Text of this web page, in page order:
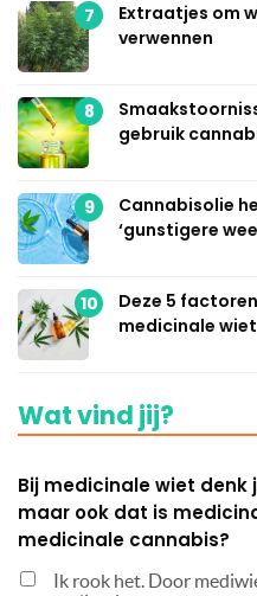
7
Extraatjes om
verwennen
8
gebruik
9
Cannabisolie
‘gunstigere
10
Deze 5
medicinale wiet
Wat vind jij?
Bij medicinale wiet denk
maar ook dat is
medicinale cannabis?
Ik rook het. Door